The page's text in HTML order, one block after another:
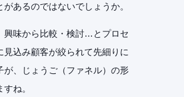
があるのではないでしょうか。
興味から比較・検討…とプロセ
見込み顧客が絞られて先細りに
が、じょうご（ファネル）の形
ね。